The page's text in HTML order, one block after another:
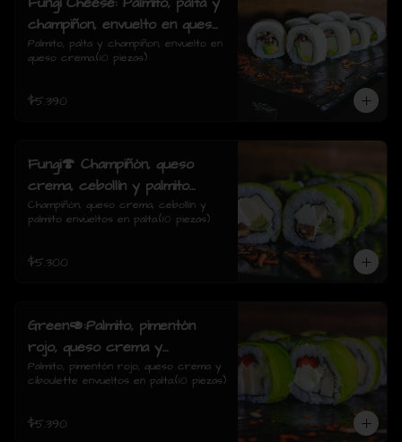
champiñon, envuelto en queso
crema.
Palmito, palta y champiñon, envuelto en
queso crema.(10 piezas)
$5.390
Fungi🍄 Champiñón, queso
crema, cebollín y palmito
envueltos en palta.
Champiñón, queso crema, cebollín y
palmito envueltos en palta.(10 piezas)
$5.300
Green🥑:Palmito, pimentón
rojo, queso crema y
ciboulette envueltos en palta.
Palmito, pimentón rojo, queso crema y
ciboulette envueltos en palta.(10 piezas)
$5.390